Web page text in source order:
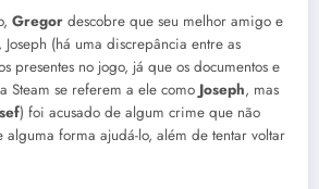
Gregor descobre que seu melhor amigo e
(há uma discrepância entre as
presentes no jogo, já que os documentos e
Steam se referem a ele como Joseph, mas
) foi acusado de algum crime que não
alguma forma ajudá-lo, além de tentar voltar